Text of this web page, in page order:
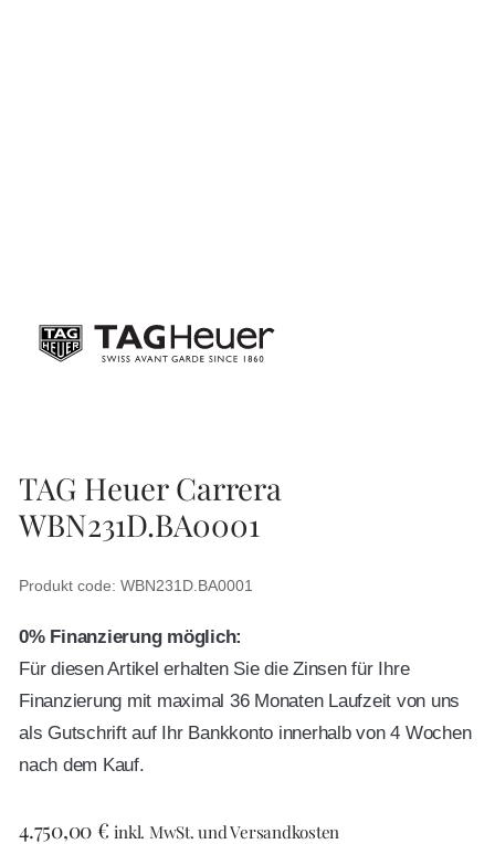
TAG Heuer Carrera
WBN231D.BA0001
Produkt code: WBN231D.BA0001
0% Finanzierung möglich:
Für diesen Artikel erhalten Sie die Zinsen für Ihre
Finanzierung mit maximal 36 Monaten Laufzeit von uns
als Gutschrift auf Ihr Bankkonto innerhalb von 4 Wochen
nach dem Kauf.
4.750,00€ inkl. MwSt. und Versandkosten